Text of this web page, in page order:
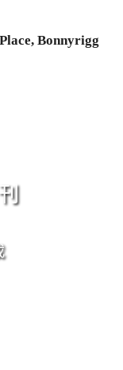
Bonnyrigg
週 刊